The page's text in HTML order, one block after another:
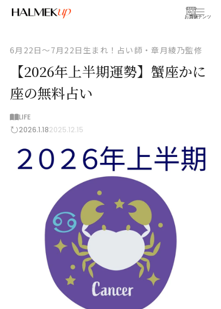
お買物
コンテンツ
6月22日〜7月22日生まれ！占い師・章月綾乃監修
【2026年上半期運勢】蟹座かに
座の無料占い
LIFE
2026.1.182025.12.15